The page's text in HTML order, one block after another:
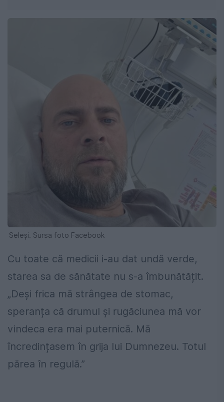
Seleși. Sursa foto Facebook
Cu toate că medicii i-au dat undă verde,
starea sa de sănătate nu s-a îmbunătățit.
„Deși frica mă strângea de stomac,
speranța că drumul și rugăciunea mă vor
vindeca era mai puternică. Mă
încredințasem în grija lui Dumnezeu. Totul
părea în regulă.”